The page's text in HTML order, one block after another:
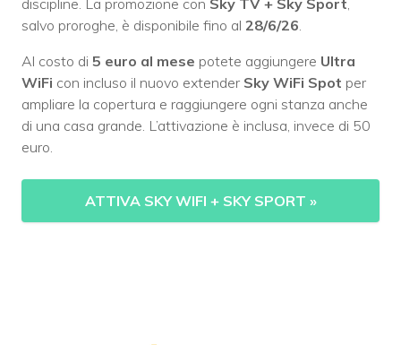
salvo proroghe, è disponibile fino al 28/6/26
Al costo di 5 euro al mese potete aggiungere Ultra
WiFi con incluso il nuovo extender Sky WiFi Spot per
ampliare la copertura e raggiungere ogni stanza anche
di una casa grande. L’attivazione è inclusa, invece di 50
euro.
ATTIVA SKY WIFI + SKY SPORT »